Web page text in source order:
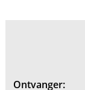
Ontvanger: